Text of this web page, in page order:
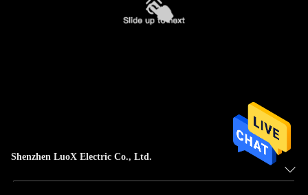
Shenzhen LuoX Electric Co., Ltd.